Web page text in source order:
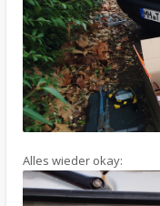
Alles wieder okay: